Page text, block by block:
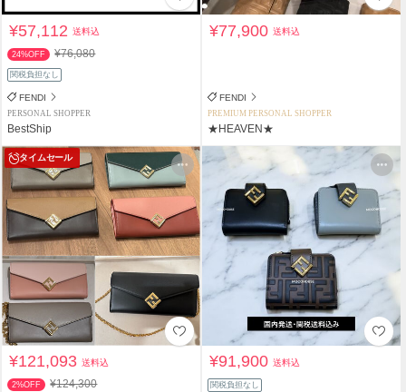
¥57,112送料込
24%OFF ¥76,080
関税負担なし
FENDI
PERSONAL SHOPPER
BestShip
¥77,900送料込
FENDI
PREMIUM PERSONAL SHOPPER
★HEAVEN★
タイムセール
¥121,093送料込
2%OFF ¥124,300
¥91,900送料込
関税負担なし